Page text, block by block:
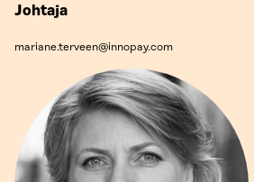
Johtaja
mariane.terveen@innopay.com